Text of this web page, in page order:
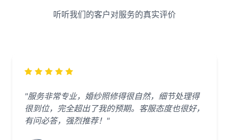
听听我们的客户对服务的真实评价
"服务非常专业，婚纱照修得很自然，细节处理得
很到位，完全超出了我的预期。客服态度也很好，
有问必答，强烈推荐！"